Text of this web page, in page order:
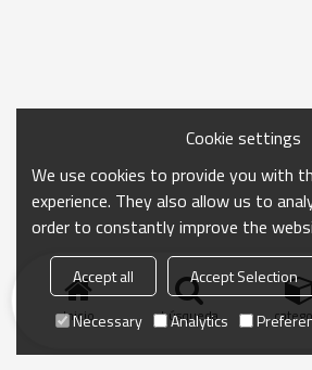
Inicio búsqueda
Cookie settings
We use cookies to provide you with
experience. They also allow us to
order to constantly improve the
Accept all Accept Selection
Necessary
Analytics